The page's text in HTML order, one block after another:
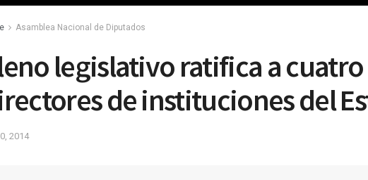
Asamblea Nacional de Diputados
legislativo ratifica a
de instituciones del
2014